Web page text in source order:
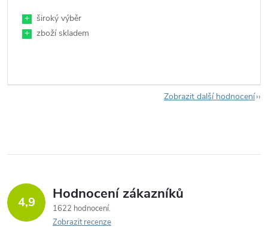
+
široký výběr
+
zboží skladem
Zobrazit další hodnocení
4,9 Hodnocení zákazníků
1622 hodnocení
Zobrazit recenze